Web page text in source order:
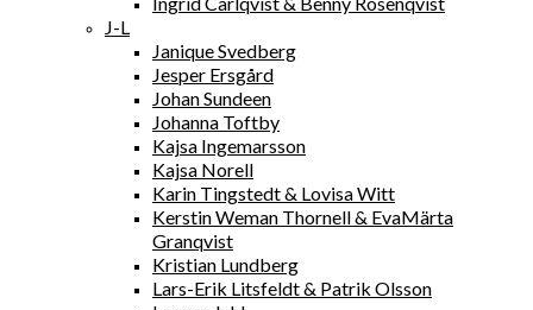
J-L
Janique Svedberg
Jesper Ersgård
Johan Sundeen
Johanna Toftby
Kajsa Ingemarsson
Kajsa Norell
Karin Tingstedt & Lovisa Witt
Kerstin Weman Thornell & EvaMärta
Granqvist
Kristian Lundberg
Lars-Erik Litsfeldt & Patrik Olsson